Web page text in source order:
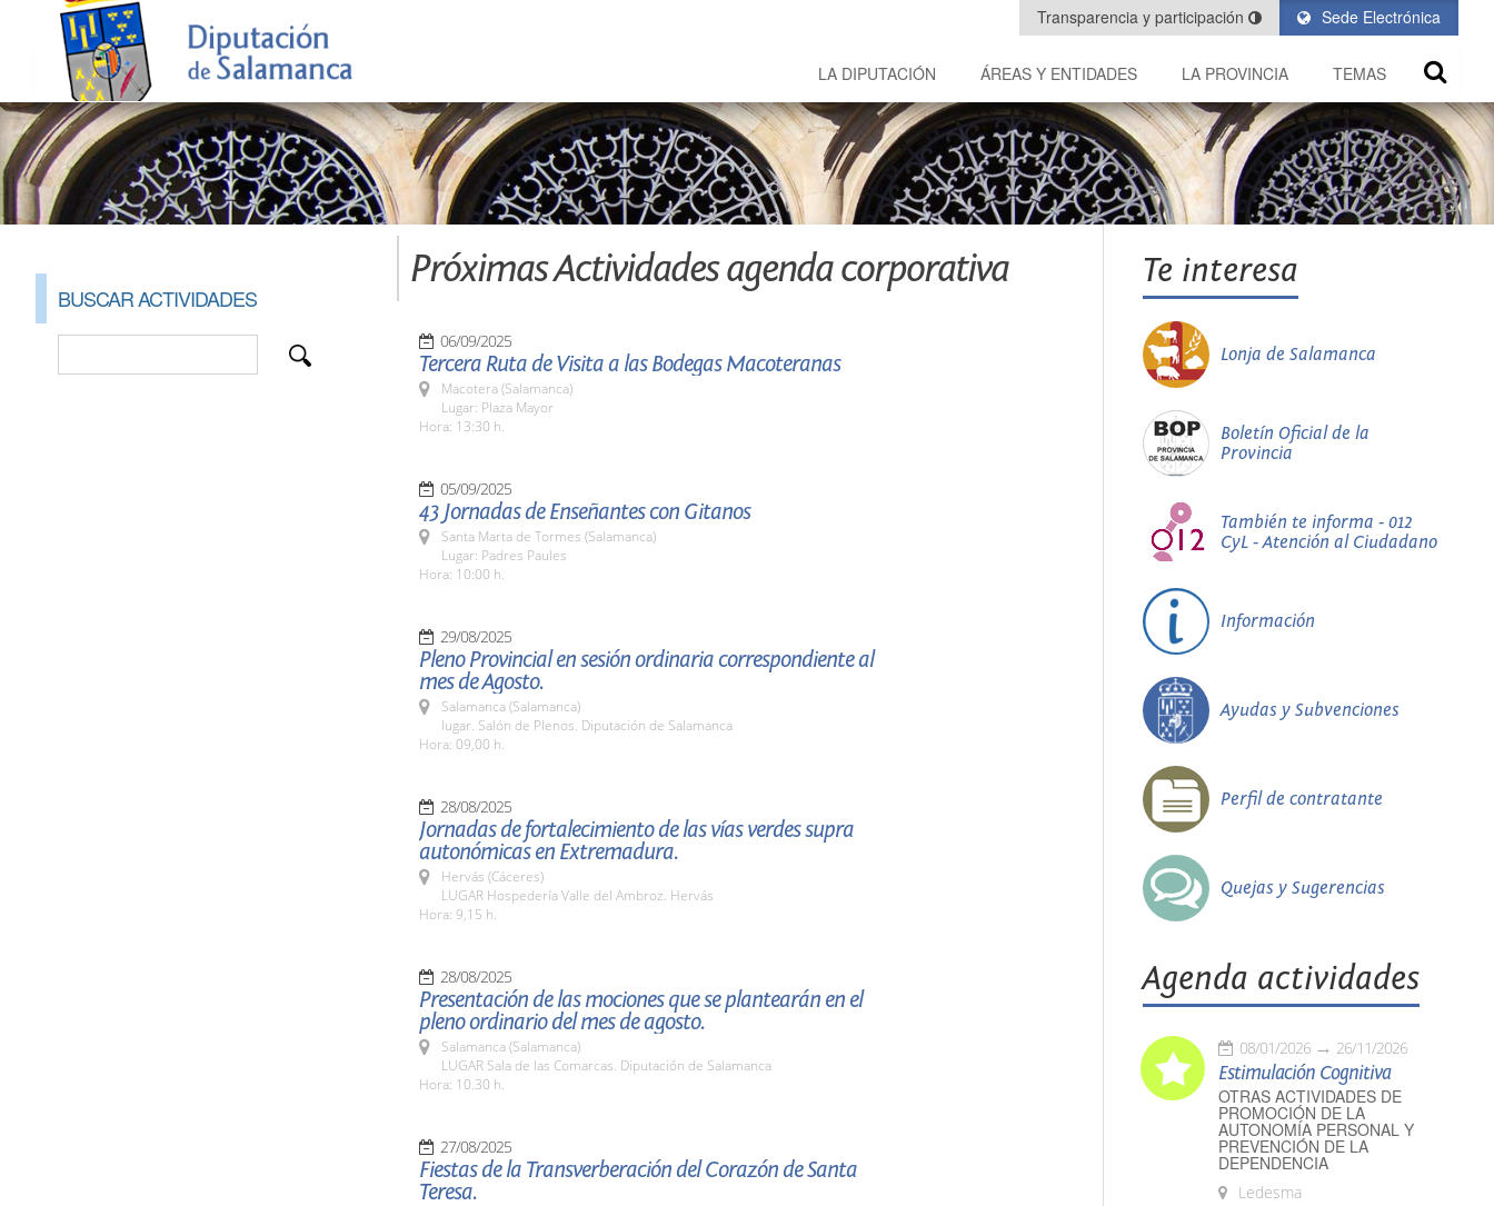
Sede Electrónica
Transparencia y participación
LA DIPUTACIÓN ÁREAS Y ENTIDADES LA PROVINCIA TEMAS
BUSCAR ACTIVIDADES
Próximas Actividades agenda corporativa
06/09/2025
Tercera Ruta de Visita a las Bodegas Macoteranas
Macotera (Salamanca)
Lugar: Plaza Mayor
Hora: 13:30 h.
05/09/2025
43 Jornadas de Enseñantes con Gitanos
Santa Marta de Tormes (Salamanca)
Lugar: Padres Paules
Hora: 10:00 h.
29/08/2025
Pleno Provincial en sesión ordinaria correspondiente al
mes de Agosto.
Salamanca (Salamanca)
lugar. Salón de Plenos. Diputación de Salamanca
Hora: 09,00 h.
28/08/2025
Jornadas de fortalecimiento de las vías verdes supra
autonómicas en Extremadura.
Hervás (Cáceres)
LUGAR Hospedería Valle del Ambroz. Hervás
Hora: 9,15 h.
28/08/2025
Presentación de las mociones que se plantearán en el
pleno ordinario del mes de agosto.
Salamanca (Salamanca)
LUGAR Sala de las Comarcas. Diputación de Salamanca
Hora: 10.30 h.
27/08/2025
Fiestas de la Transverberación del Corazón de Santa
Teresa.
Te interesa
Lonja de Salamanca
Boletín Oficial de la
Provincia
También te informa - 012
CyL - Atención al Ciudadano
Información
Ayudas y Subvenciones
Perfil de contratante
Quejas y Sugerencias
Agenda actividades
08/01/2026 26/11/2026
Estimulación Cognitiva
OTRAS ACTIVIDADES DE
PROMOCIÓN DE LA
AUTONOMÍA PERSONAL Y
PREVENCIÓN DE LA
DEPENDENCIA
Ledesma